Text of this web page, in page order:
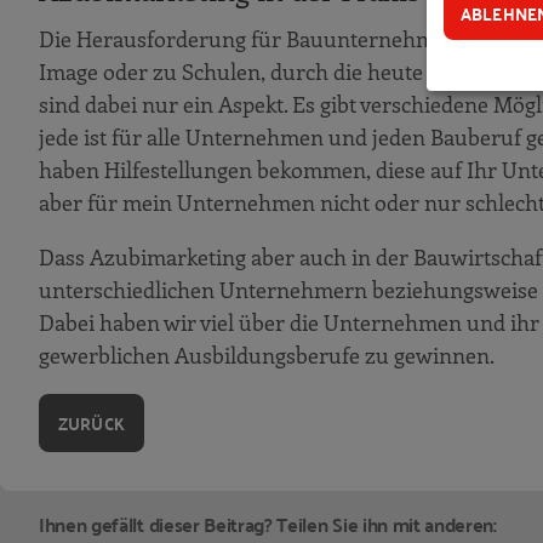
Tischlerei & Objektdesign Friedrich Gilhaus
Ansprache und neue Medien
Bau-Fritz GmbH & Co. KG
RAAB Baugesellschaft mbH & Co. KG
Bauunternehmung & Fliesenlegerei Jens
KÖGEL BAU GmbH & Co. KG
Zimmermann Bedachungen GmbH
Erfahrungen mit Migranten
Bonova Deutschland GmbH ehemals NCC
Statements aus überbetrieblichen
Ergänzende Informationen
Die Herausforderung für Bauunternehmen beim
Image oder zu Schulen, durch die heute besseren
sind dabei nur ein Aspekt. Es gibt verschiedene
jede ist für alle Unternehmen und jeden Bauberuf
haben Hilfestellungen bekommen, diese auf Ihr
aber für mein Unternehmen nicht oder nur
Dass Azubimarketing aber auch in der
unterschiedlichen Unternehmern
Dabei haben wir viel über die Unternehmen und
gewerblichen Ausbildungsberufe zu gewinnen.
ZURÜCK
Ihnen gefällt dieser Beitrag? Teilen Sie ihn mit anderen: